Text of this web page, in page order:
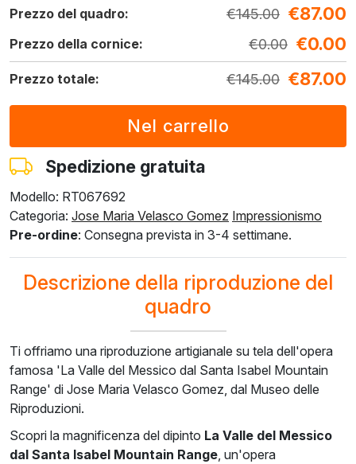
F5429-258
213.02
€127.81
F3013-236
€94.14
F8645-298
276.93
166.16
F6537-236
€ 146.91
€88.15
€123.55
205.92
€123.55
205.92
€123.55
205.92
€123.55
€117.15
F8645-296
€
190.98
F4613-236
€148.33
89.00
F5130-204
€213.85
F6035-220
€192.50
F2833-204
€176.10
Prezzo del quadro: €145.00 €87.00
Prezzo della cornice: €0.00 €0.00
Prezzo totale: €145.00 €87.00
Spedizione gratuita
Modello: RT067692
Categoria: Jose Maria Velasco Gomez Impressionismo
Pre-ordine: Consegna prevista in 3-4 settimane.
Descrizione della riproduzione del
quadro
Ti offriamo una riproduzione artigianale su tela dell'opera
famosa 'La Valle del Messico dal Santa Isabel Mountain
Range' di Jose Maria Velasco Gomez, dal Museo delle
Riproduzioni.
Scopri la magnificenza del dipinto La Valle del Messico
dal Santa Isabel Mountain Range , un'opera